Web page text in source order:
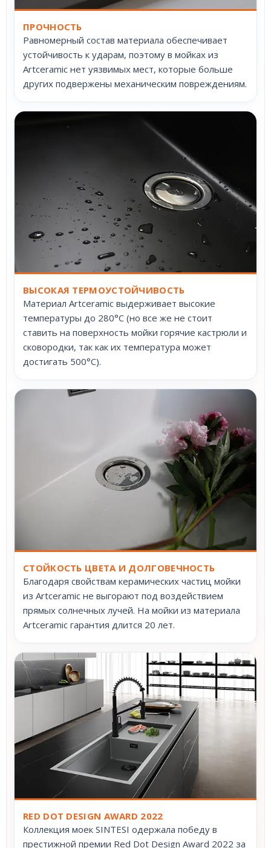
ПРОЧНОСТЬ
Равномерный состав материала обеспечивает
устойчивость к ударам, поэтому в мойках из
Artceramic нет уязвимых мест, которые больше
других подвержены механическим повреждениям.
ВЫСОКАЯ ТЕРМОУСТОЙЧИВОСТЬ
Материал Artceramic выдерживает высокие
температуры до 280°С (но все же не стоит
ставить на поверхность мойки горячие кастрюли и
сковородки, так как их температура может
достигать 500°С).
СТОЙКОСТЬ ЦВЕТА И ДОЛГОВЕЧНОСТЬ
Благодаря свойствам керамических частиц мойки
из Artceramic не выгорают под воздействием
прямых солнечных лучей. На мойки из материала
Artceramic гарантия длится 20 лет.
RED DOT DESIGN AWARD 2022
Коллекция моек SINTESI одержала победу в
престижной премии Red Dot Design Award 2022 за